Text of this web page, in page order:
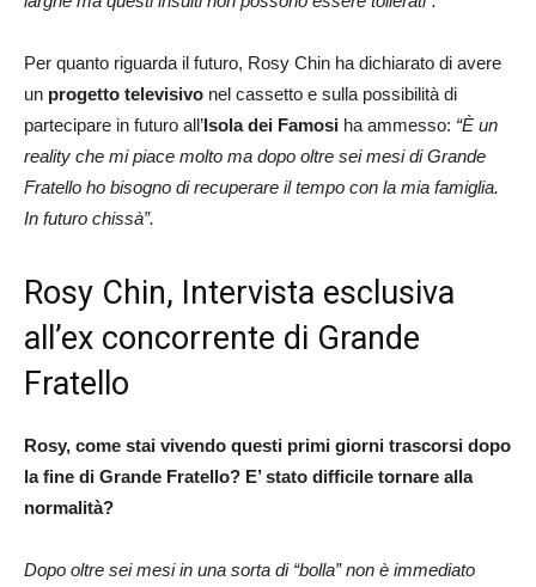
Per quanto riguarda il futuro, Rosy Chin ha dichiarato di avere
un progetto televisivo nel cassetto e sulla possibilità di
partecipare in futuro all’Isola dei Famosi ha ammesso: “È un
reality che mi piace molto ma dopo oltre sei mesi di Grande
Fratello ho bisogno di recuperare il tempo con la mia famiglia.
In futuro chissà”.
Rosy Chin, Intervista esclusiva
all’ex concorrente di Grande
Fratello
Rosy, come stai vivendo questi primi giorni trascorsi dopo
la fine di Grande Fratello? E’ stato difficile tornare alla
normalità?
Dopo oltre sei mesi in una sorta di “bolla” non è immediato